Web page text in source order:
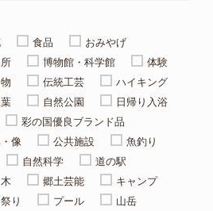
食品
おみやげ
博物館・科学館
体験
伝統工芸
ハイキング
自然公園
日帰り入浴
彩の国優良ブランド品
像 公共施設
魚釣り
自然科学
道の駅
郷土芸能
キャンプ
祭り プール
山岳